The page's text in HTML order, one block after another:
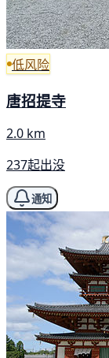
低风险
唐招提寺
2.0 km
237起出没
通知